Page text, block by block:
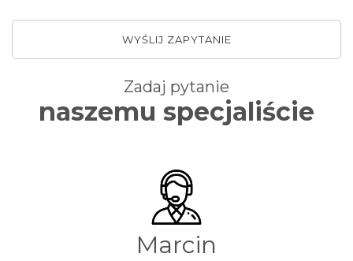
WYŚLIJ ZAPYTANIE
Zadaj pytanie
naszemu specjaliście
Marcin